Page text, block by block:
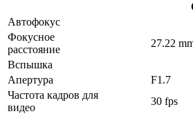
Автофокус
Фокусное
расстояние
27.22
Вспышка
Апертура
F1.7
Частота кадров для
видео
30 fps